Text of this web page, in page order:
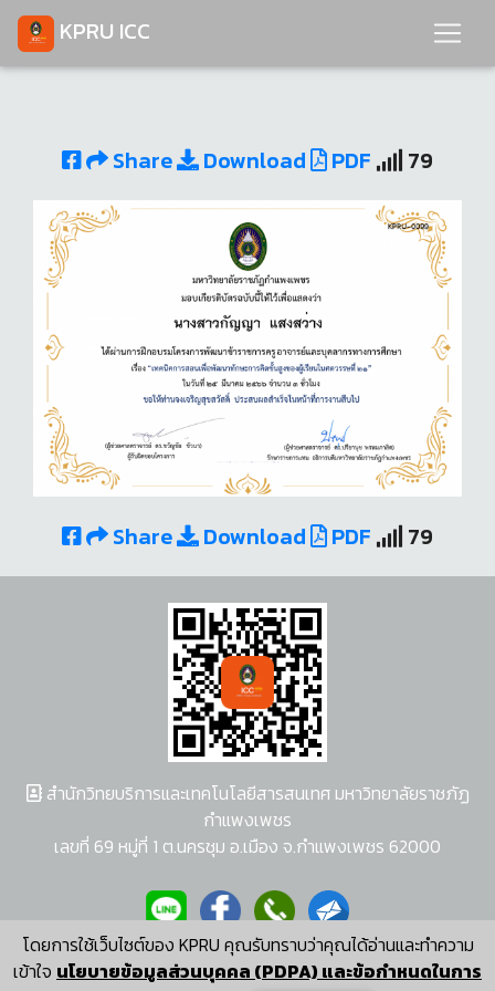
KPRU ICC
Share Download PDF 79
Share Download PDF 79
โดยการใช้เว็บไซต์ของ KPRU คุณรับทราบว่าคุณได้อ่านและทำความ
เข้าใจ นโยบายข้อมูลส่วนบุคคล (PDPA) และข้อกำหนดในการ
สำนักวิทยบริการและเทคโนโลยีสารสนเทศ มหาวิทยาลัยราชภัฏ
กำแพงเพชร
เลขที่ 69 หมู่ที่ 1 ต.นครชุม อ.เมือง จ.กำแพงเพชร 62000
ผู้พัฒนาระบบ อนุชา พวงผกา